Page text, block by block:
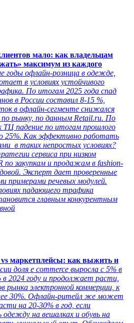
мало: как владельцам
максимум из каждого
годы офлайн-розница в одежде,
в условиях устойчивого
По итогам 2025 года спад
в России составил 8-15 %,
в офлайн-сегменте снижался
по рынку, по данным Retail.ru. По
падение по итогам прошлого
25%. Как эффективно работать
в таких непростых условиях?
сервиса при низком
по закупкам и продажам в fashion-
Эксперт дает проверенные
примерами речевых модулей.
падающего трафика
главным конкурентным
маркетплейсы: как выжить и
доля e commerce выросла с 5% в
в 2024 году и продолжает расти,
рынка электронной коммерции, к
30%. Офлайн-ритейл же может
на 20-30% в год, если
на вешалках и обувь на